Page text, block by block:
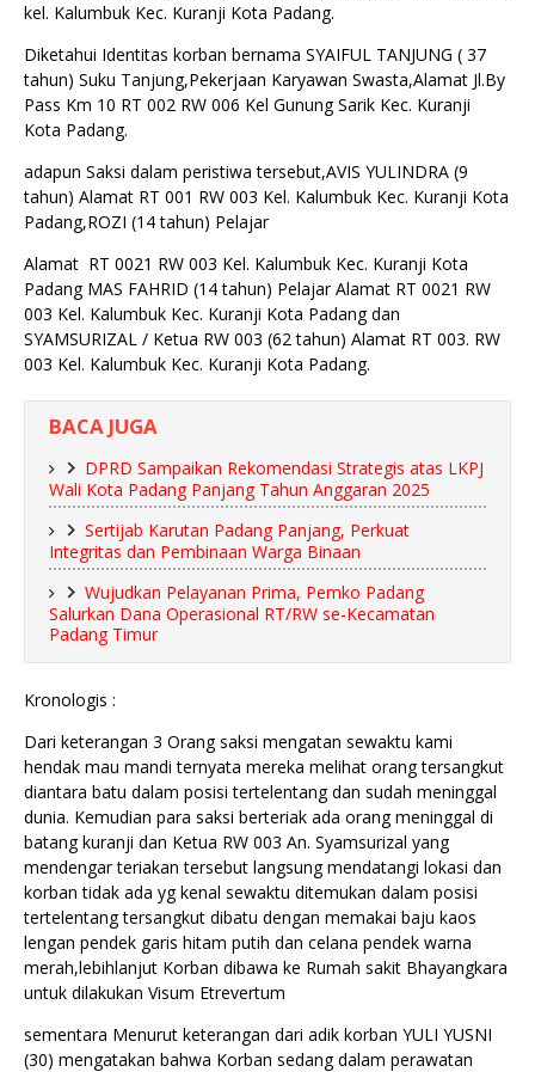
kel. Kalumbuk Kec. Kuranji Kota Padang.
Diketahui Identitas korban bernama SYAIFUL TANJUNG ( 37
tahun) Suku Tanjung,Pekerjaan Karyawan Swasta,Alamat Jl.By
Pass Km 10 RT 002 RW 006 Kel Gunung Sarik Kec. Kuranji
Kota Padang.
adapun Saksi dalam peristiwa tersebut,AVIS YULINDRA (9
tahun) Alamat RT 001 RW 003 Kel. Kalumbuk Kec. Kuranji Kota
Padang,ROZI (14 tahun) Pelajar
Alamat RT 0021 RW 003 Kel. Kalumbuk Kec. Kuranji Kota
Padang MAS FAHRID (14 tahun) Pelajar Alamat RT 0021 RW
003 Kel. Kalumbuk Kec. Kuranji Kota Padang dan
SYAMSURIZAL / Ketua RW 003 (62 tahun) Alamat RT 003. RW
003 Kel. Kalumbuk Kec. Kuranji Kota Padang.
BACA JUGA
DPRD Sampaikan Rekomendasi Strategis atas LKPJ
Wali Kota Padang Panjang Tahun Anggaran 2025
Sertijab Karutan Padang Panjang, Perkuat
Integritas dan Pembinaan Warga Binaan
Wujudkan Pelayanan Prima, Pemko Padang
Salurkan Dana Operasional RT/RW se-Kecamatan
Padang Timur
Kronologis :
Dari keterangan 3 Orang saksi mengatan sewaktu kami
hendak mau mandi ternyata mereka melihat orang tersangkut
diantara batu dalam posisi tertelentang dan sudah meninggal
dunia. Kemudian para saksi berteriak ada orang meninggal di
batang kuranji dan Ketua RW 003 An. Syamsurizal yang
mendengar teriakan tersebut langsung mendatangi lokasi dan
korban tidak ada yg kenal sewaktu ditemukan dalam posisi
tertelentang tersangkut dibatu dengan memakai baju kaos
lengan pendek garis hitam putih dan celana pendek warna
merah,lebihlanjut Korban dibawa ke Rumah sakit Bhayangkara
untuk dilakukan Visum Etrevertum
sementara Menurut keterangan dari adik korban YULI YUSNI
(30) mengatakan bahwa Korban sedang dalam perawatan